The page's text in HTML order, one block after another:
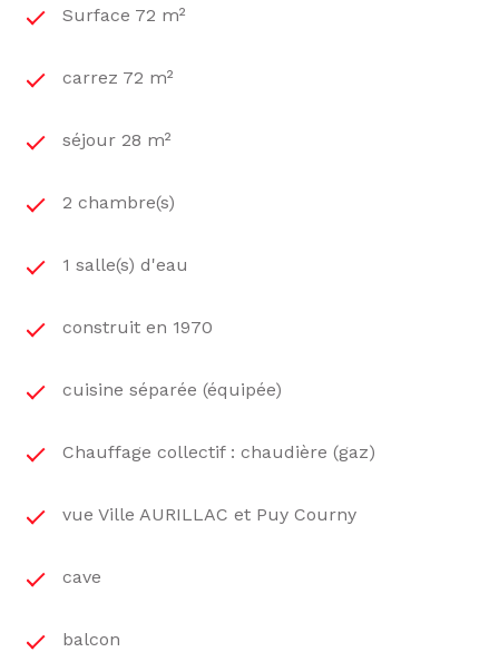
Surface 72 m²
carrez 72 m²
séjour 28 m²
2 chambre(s)
1 salle(s) d'eau
construit en 1970
cuisine séparée (équipée)
Chauffage collectif : chaudière (gaz)
vue Ville AURILLAC et Puy Courny
cave
balcon